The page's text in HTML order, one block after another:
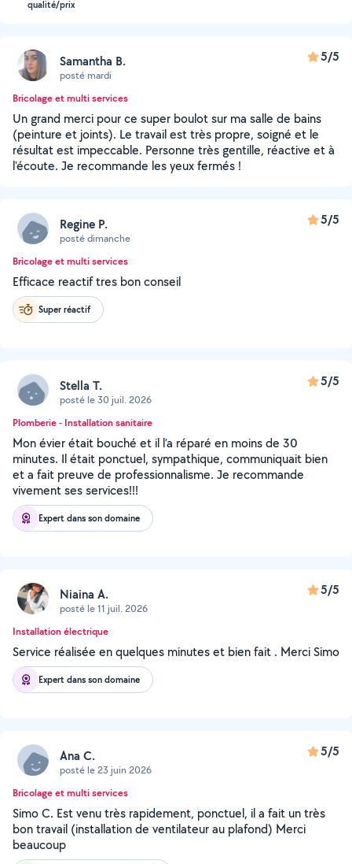
qualité/prix
Samantha B.
posté mardi
5/5
Bricolage et multi services
Un grand merci pour ce super boulot sur ma salle de bains
(peinture et joints). Le travail est très propre, soigné et le
résultat est impeccable. Personne très gentille, réactive et à
l'écoute. Je recommande les yeux fermés !
Regine P.
posté dimanche
5/5
Bricolage et multi services
Efficace reactif tres bon conseil
Super réactif
Stella T.
posté le 30 juil. 2026
5/5
Plomberie - Installation sanitaire
Mon évier était bouché et il l’a réparé en moins de 30
minutes. Il était ponctuel, sympathique, communiquait bien
et a fait preuve de professionnalisme. Je recommande
vivement ses services!!!
Expert dans son domaine
Niaina A.
posté le 11 juil. 2026
5/5
Installation électrique
Service réalisée en quelques minutes et bien fait . Merci Simo
Expert dans son domaine
Ana C.
posté le 23 juin 2026
5/5
Bricolage et multi services
Simo C. Est venu très rapidement, ponctuel, il a fait un très
bon travail (installation de ventilateur au plafond) Merci
beaucoup